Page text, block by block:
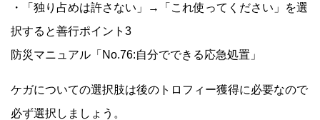
・「独り占めは許さない」→「これ使ってください」を選
択すると善行ポイント3
防災マニュアル「No.76:自分でできる応急処置」
ケガについての選択肢は後のトロフィー獲得に必要なので
必ず選択しましょう。